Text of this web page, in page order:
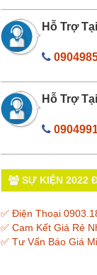
Hỗ Trợ
Hỗ Trợ
SỰ KIỆN 2022
✅ Điện Thoại
✅ Cam Kết Giá Rẻ
✅ Tư Vấn Báo Giá